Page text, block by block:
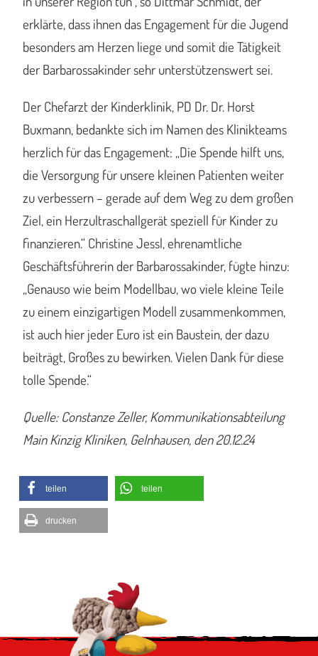
erklärte, dass ihnen das Engagement für die Jugend
besonders am Herzen liege und somit die Tätigkeit
der Barbarossakinder sehr unterstützenswert sei.
Der Chefarzt der Kinderklinik, PD Dr. Dr. Horst
Buxmann, bedankte sich im Namen des Klinikteams
herzlich für das Engagement: „Die Spende hilft uns,
die Versorgung für unsere kleinen Patienten weiter
zu verbessern – gerade auf dem Weg zu dem großen
Ziel, ein Herzultraschallgerät speziell für Kinder zu
finanzieren.“ Christine Jessl, ehrenamtliche
Geschäftsführerin der Barbarossakinder, fügte hinzu:
„Genauso wie beim Modellbau, wo viele kleine Teile
zu einem einzigartigen Modell zusammenkommen,
ist auch hier jeder Euro ist ein Baustein, der dazu
beiträgt, Großes zu bewirken. Vielen Dank für diese
tolle Spende.“
Quelle: Constanze Zeller, Kommunikationsabteilung
Main Kinzig Kliniken, Gelnhausen, den 20.12.24
teilen teilen
drucken